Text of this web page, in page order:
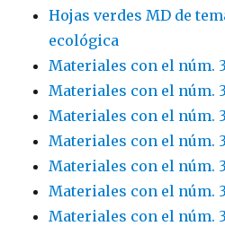
Hojas verdes MD de
ecológica
Materiales con el núm.
Materiales con el núm.
Materiales con el núm.
Materiales con el núm.
Materiales con el núm.
Materiales con el núm.
Materiales con el núm.